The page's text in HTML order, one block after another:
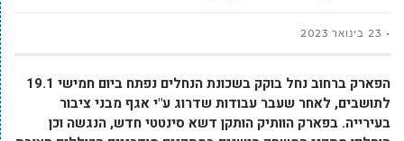
23 בינואר 2023
הפארק ברחוב נחל בוקק בשכונת הנחלים נפתח ביום חמישי 19.1
לתושבים, לאחר שעבר עבודות שדרוג ע"י אגף מבני ציבור
בעירייה. בפארק הוותיק הותקן דשא סינטטי חדש, הנגשה וכן